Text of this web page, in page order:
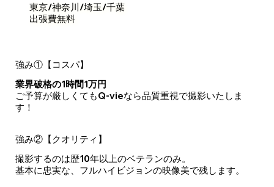
東京/神奈川/埼玉/千葉
出張費無料
強み①【コスパ】
業界破格の1時間1万円
ご予算が厳しくてもQ-vieなら品質重視で撮影いたしま
す！
撮影するのは歴10年以上のベテランのみ。
基本に忠実な、フルハイビジョンの映像美で残します。
強み②【クオリティ】